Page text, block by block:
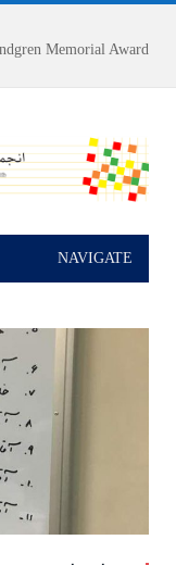
NAVIGATE